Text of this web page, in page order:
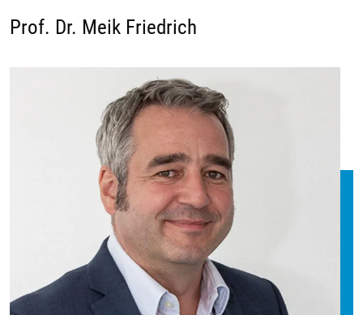
Prof. Dr. Meik Friedrich